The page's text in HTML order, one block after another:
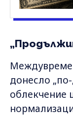
донесло
облекчение